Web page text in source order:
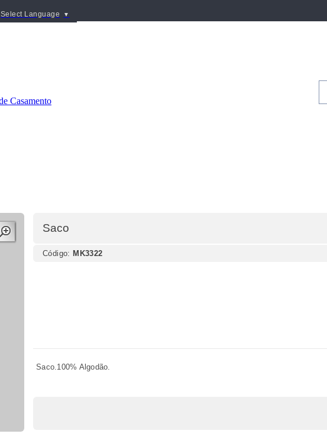
Select Language ▼
Saco
Código: MK3322
Saco.100% Algodão.